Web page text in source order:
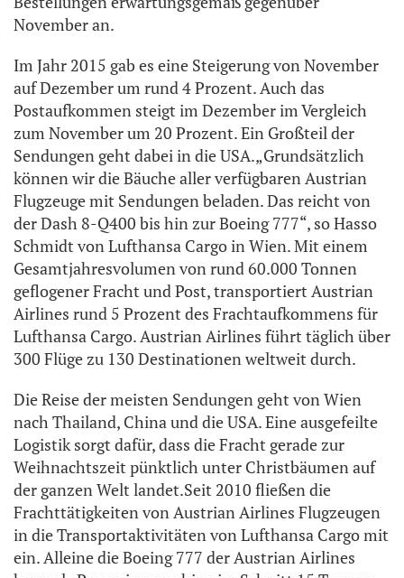
November an.
Im Jahr 2015 gab es eine Steigerung von November
auf Dezember um rund 4 Prozent. Auch das
Postaufkommen steigt im Dezember im Vergleich
zum November um 20 Prozent. Ein Großteil der
Sendungen geht dabei in die USA.„Grundsätzlich
können wir die Bäuche aller verfügbaren Austrian
Flugzeuge mit Sendungen beladen. Das reicht von
der Dash 8-Q400 bis hin zur Boeing 777“, so Hasso
Schmidt von Lufthansa Cargo in Wien. Mit einem
Gesamtjahresvolumen von rund 60.000 Tonnen
geflogener Fracht und Post, transportiert Austrian
Airlines rund 5 Prozent des Frachtaufkommens für
Lufthansa Cargo. Austrian Airlines führt täglich über
300 Flüge zu 130 Destinationen weltweit durch.
Die Reise der meisten Sendungen geht von Wien
nach Thailand, China und die USA. Eine ausgefeilte
Logistik sorgt dafür, dass die Fracht gerade zur
Weihnachtszeit pünktlich unter Christbäumen auf
der ganzen Welt landet.Seit 2010 fließen die
Frachttätigkeiten von Austrian Airlines Flugzeugen
in die Transportaktivitäten von Lufthansa Cargo mit
ein. Alleine die Boeing 777 der Austrian Airlines